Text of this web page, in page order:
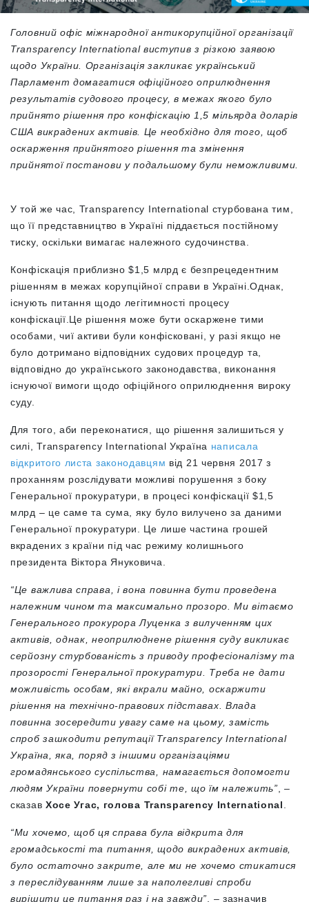
Головний офіс міжнародної антикорупційної організації
Transparency Internationalвиступив з різкою заявою
щодо України. Організація закликає український
Парламент домагатися офіційного оприлюднення
результатів судового процесу, в межах якого було
прийнято рішення про конфіскацію 1,5 мільярда доларів
США викрадених активів. Це необхідно для того, щоб
оскарження прийнятого рішення та змінення
прийнятої постанови у подальшому були неможливими.
У той же час, Transparency International стурбована тим,
що її представництво в Україні піддається постійному
тиску, оскільки вимагає належного судочинства.
Конфіскація приблизно $1,5 млрд є безпрецедентним
рішенням в межах корупційної справи в Україні.Однак,
існують питання щодо легітимності процесу
конфіскації.Це рішення може бути оскаржене тими
особами, чиї активи були конфісковані, у разі якщо не
було дотримано відповідних судових процедур та,
відповідно до українського законодавства, виконання
існуючої вимоги щодо офіційного оприлюднення вироку
суду.
Для того, аби переконатися, що рішення залишиться у
силі, Transparency International Україна написала
відкритого листа законодавцям від 21 червня 2017 з
проханням розслідувати можливі порушення з боку
Генеральної прокуратури, в процесі конфіскації $1,5
млрд – це саме та сума, яку було вилучено за даними
Генеральної прокуратури. Це лише частина грошей
вкрадених з країни під час режиму колишнього
президента Віктора Януковича.
“Це важлива справа, і вона повинна бути проведена
належним чином та максимально прозоро.
Ми вітаємо
Генерального прокурора Луценка з вилученням цих
активів, однак, неоприлюднене рішення суду викликає
серйозну стурбованість з приводу професіоналізму та
прозорості Генеральної прокуратури. Треба не дати
можливість особам, які вкрали майно, оскаржити
рішення на технічно-правових підставах. Влада
повинна зосередити увагу саме на цьому, замість
спроб зашкодити репутації Transparency International
Україна, яка, поряд з іншими організаціями
громадянського суспільства, намагається допомогти
людям України повернути собі те, що їм належить” , –
сказав Хосе Угас, голова Transparency International
“Ми хочемо, щоб ця справа була відкрита для
громадськості та питання, щодо викрадених активів,
було остаточно закрите, але ми не хочемо стикатися
з переслідуванням лише за наполегливі спроби
вирішити це питання раз і на завжди” , – зазначив